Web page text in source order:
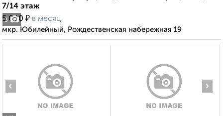
3
7/14 этаж
5 000 ₽ в месяц
мкр. Юбилейный, Рождественская набережная 19
‹ ›